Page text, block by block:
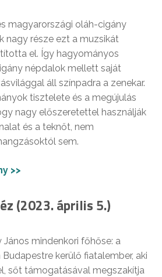
magyarországi oláh-cigány
nagy része ezt a muzsikát
el. Így hagyományos
népdalok mellett saját
áll színpadra a zenekar.
tisztelete és a megújulás
nagy előszeretettel használják
és a teknőt, nem
sem.
>>
(2023. április 5.)
mindenkori főhőse: a
kerülő fiatalember, aki
sőt támogatásával megszakítja